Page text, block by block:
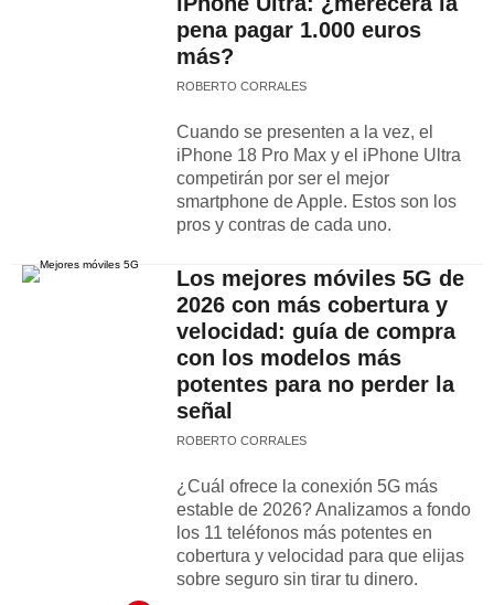
pena pagar 1.000 euros
más?
ROBERTO CORRALES
Cuando se presenten a la vez, el
iPhone 18 Pro Max y el iPhone Ultra
competirán por ser el mejor
smartphone de Apple. Estos son los
pros y contras de cada uno.
Los mejores móviles 5G de
2026 con más cobertura y
velocidad: guía de compra
con los modelos más
potentes para no perder la
señal
ROBERTO CORRALES
¿Cuál ofrece la conexión 5G más
estable de 2026? Analizamos a fondo
los 11 teléfonos más potentes en
cobertura y velocidad para que elijas
sobre seguro sin tirar tu dinero.